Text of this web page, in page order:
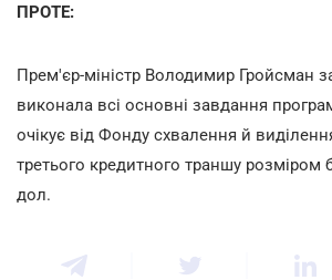
ПРОТЕ:
Прем'єр-міністр Володимир Гройсман
виконала всі основні завдання
очікує від Фонду схвалення й
третього кредитного траншу розміром
дол.